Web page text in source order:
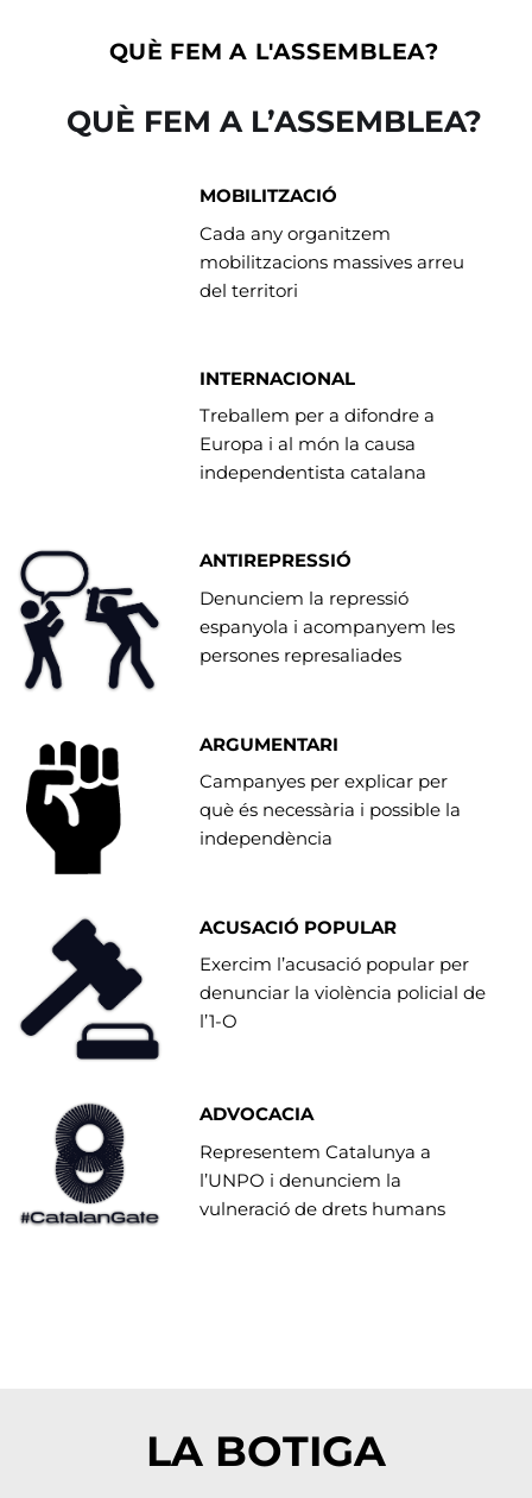
QUÈ FEM A L'ASSEMBLEA?
QUÈ FEM A L’ASSEMBLEA?
MOBILITZACIÓ
Cada any organitzem
mobilitzacions massives arreu
del territori
INTERNACIONAL
Treballem per a difondre a
Europa i al món la causa
independentista catalana
ANTIREPRESSIÓ
Denunciem la repressió
espanyola i acompanyem les
persones represaliades
ARGUMENTARI
Campanyes per explicar per
què és necessària i possible la
independència
ACUSACIÓ POPULAR
Exercim l’acusació popular per
denunciar la violència policial de
l’1-O
ADVOCACIA
Representem Catalunya a
l’UNPO i denunciem la
vulneració de drets humans
LA BOTIGA